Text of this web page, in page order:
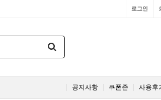
로그인
사용후
쿠폰존
공지사항